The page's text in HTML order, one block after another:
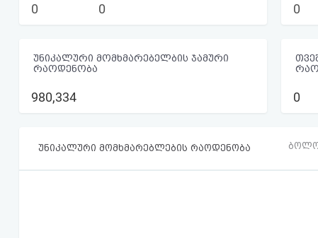
0 0 0
უნიკალური მომხმარებელბის ჯამური
რაოდენობა
980,334 0
უნიკალური მომხმარებლების რაოდენობა